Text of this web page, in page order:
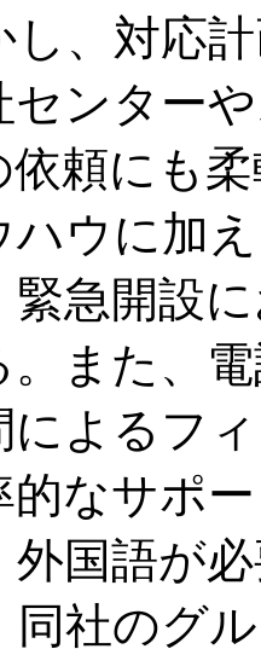
し、対応
センター
頼にも
ハウに加
急開設
。また、
によるフ
的なサポ
外国語が
同社のグ